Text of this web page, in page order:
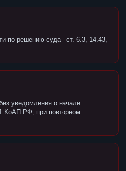
по решению суда - ст. 6.3, 14.43,
уведомления о начале
КоАП РФ, при повторном